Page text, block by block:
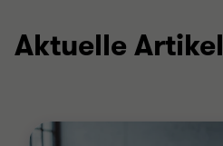
Aktuelle Artikel